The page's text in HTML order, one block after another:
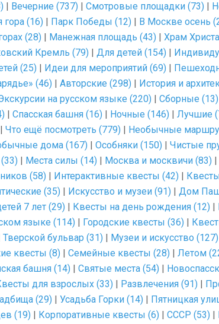
| Вечерние (737) | Смотровые площадки (73) |
гора (16) | Парк Победы (12) | В Москве осень
(28) | Манежная площадь (43) | Храм
Кремль (79) | Для детей (154) |
(25) | Идеи для мероприятий (69) |
(46) | Авторские (298) | История и
на русском языке (220) | Сборные (13)
| Спасская башня (16) | Ночные (146) | Лучшие
| Что ещё посмотреть (779) | Необычные
дома (167) | Особняки (150) | Чистые
| Места силы (14) | Москва и москвичи (83) |
(58) | Интерактивные квесты (42) |
(35) | Искусство и музеи (91) | Дом
7 лет (29) | Квесты на день рождения (12) |
языке (114) | Городские квесты (36) |
Тверской бульвар (31) | Музеи и искусство (127)
квесты (8) | Семейные квесты (28) | Летом
башня (14) | Святые места (54) |
для взрослых (33) | Развлечения (91) |
(29) | Усадьба Горки (14) | Пятницкая
(19) | Корпоративные квесты (6) | СССР (53) |